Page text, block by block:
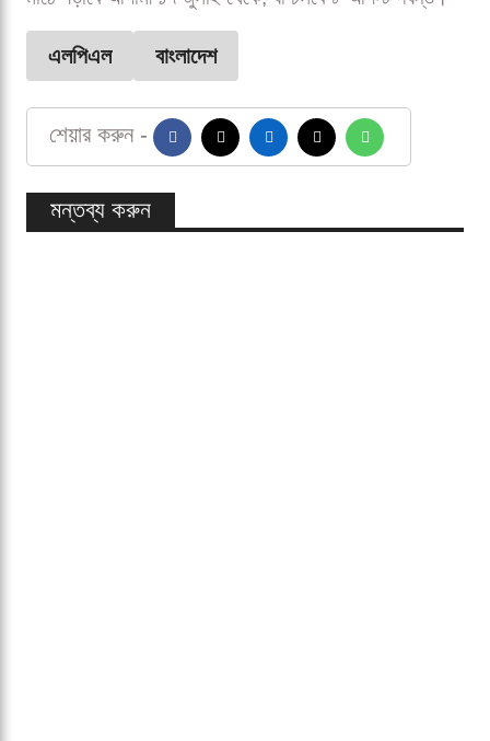
তবে নিবন্ধিত সব খেলোয়াড় শেষ পর্যন্ত ড্রাফটে থাকছেন না।
যাচাই-বাছাই শেষে মোট ৩১০ জন ক্রিকেটারকে চূড়ান্ত তালিকায়
রাখা হবে, যারা অংশ নেবেন এলপিএল ২০২৬ প্লেয়ার ড্রাফটে।
শ্রীলঙ্কার ঘরোয়া টি-টোয়েন্টি টুর্নামেন্ট হলেও আন্তর্জাতিক
তারকাদের উপস্থিতিতে এলপিএল এখন বিশ্ব ক্রিকেটে বেশ
জনপ্রিয় একটি ফ্র্যাঞ্চাইজি লিগে পরিণত হয়েছে। এবারের আসর
মাঠে গড়াবে আগামী ১৭ জুলাই থেকে, যা চলবে ৮ আগস্ট পর্যন্ত।